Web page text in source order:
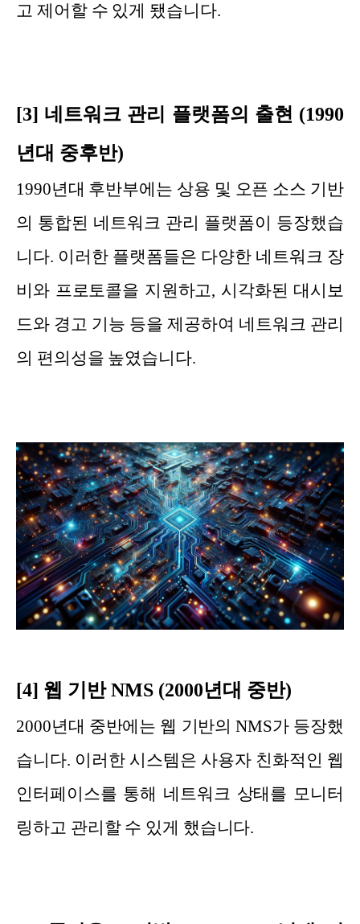
고 제어할 수 있게 됐습니다.
[3] 네트워크 관리 플랫폼의 출현 (1990
년대 중후반)
1990년대 후반부에는 상용 및 오픈 소스 기반
의 통합된 네트워크 관리 플랫폼이 등장했습
니다. 이러한 플랫폼들은 다양한 네트워크 장
비와 프로토콜을 지원하고, 시각화된 대시보
드와 경고 기능 등을 제공하여 네트워크 관리
의 편의성을 높였습니다.
[4] 웹 기반 NMS (2000년대 중반)
2000년대 중반에는 웹 기반의 NMS가 등장했
습니다. 이러한 시스템은 사용자 친화적인 웹
인터페이스를 통해 네트워크 상태를 모니터
링하고 관리할 수 있게 했습니다.